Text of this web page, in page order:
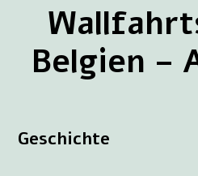
Belgien –
Geschichte